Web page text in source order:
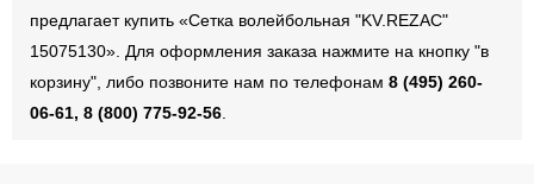
предлагает купить «Сетка волейбольная "KV.REZAC"
15075130». Для оформления заказа нажмите на кнопку "в
корзину", либо позвоните нам по телефонам 8 (495) 260-
06-61, 8 (800) 775-92-56